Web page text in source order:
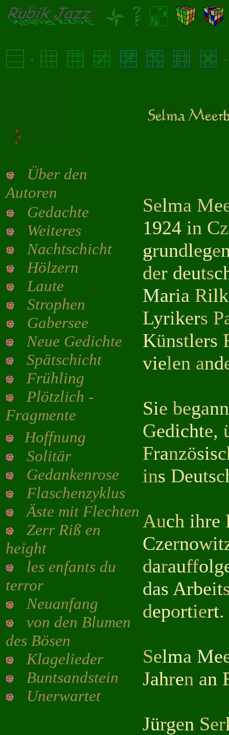
Über den
Autoren
Gedachte
Weiteres
Nachtschicht
Hölzern
Laute
Strophen
Gabersee
Neue Gedichte
Spätschicht
Frühling
Plötzlich -
Fragmente
Hoffnung
Solitär
Gedankenrose
Flaschenzyklus
Äste mit Flechten
Zerr Riß en
height
les enfants du
terror
Neuanfang
von den Blumen
des Bösen
Klagelieder
Buntsandstein
Unerwartet
Selma Me
1924 in Cz
grundlege
der deutsc
Maria Rilk
Lyrikers P
Künstlers
vielen and
Sie begann
Gedichte,
Französis
ins Deutsc
Auch ihre
Czernowit
darauffolg
das Arbeit
deportiert.
Selma Me
Jahren an
Jürgen Ser